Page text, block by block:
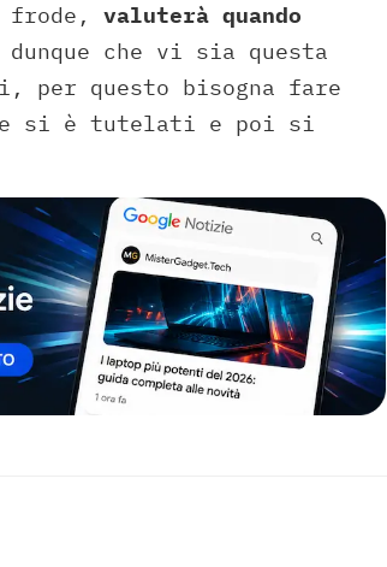
valuterà quando
dunque che vi sia questa
questo bisogna fare
si è tutelati e poi si